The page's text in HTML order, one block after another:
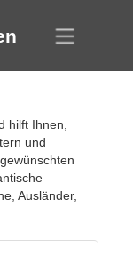
hilft Ihnen,
und
Ausländer,